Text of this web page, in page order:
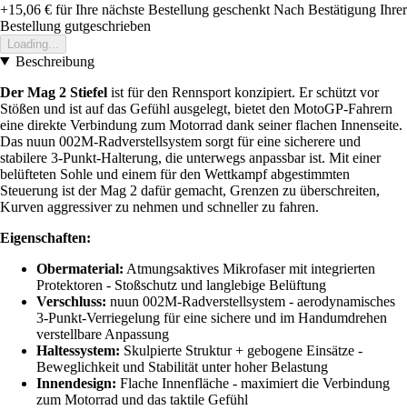
+15,06 € für Ihre nächste Bestellung geschenkt Nach Bestätigung Ihrer
Bestellung gutgeschrieben
Loading...
Beschreibung
Der Mag 2 Stiefel ist für den Rennsport konzipiert. Er schützt vor
Stößen und ist auf das Gefühl ausgelegt, bietet den MotoGP-Fahrern
eine direkte Verbindung zum Motorrad dank seiner flachen Innenseite.
Das nuun 002M-Radverstellsystem sorgt für eine sicherere und
stabilere 3-Punkt-Halterung, die unterwegs anpassbar ist. Mit einer
belüfteten Sohle und einem für den Wettkampf abgestimmten
Steuerung ist der Mag 2 dafür gemacht, Grenzen zu überschreiten,
Kurven aggressiver zu nehmen und schneller zu fahren.
Eigenschaften:
Obermaterial: Atmungsaktives Mikrofaser mit integrierten
Protektoren - Stoßschutz und langlebige Belüftung
Verschluss: nuun 002M-Radverstellsystem - aerodynamisches
3-Punkt-Verriegelung für eine sichere und im Handumdrehen
verstellbare Anpassung
Haltessystem: Skulpierte Struktur + gebogene Einsätze -
Beweglichkeit und Stabilität unter hoher Belastung
Innendesign: Flache Innenfläche - maximiert die Verbindung
zum Motorrad und das taktile Gefühl